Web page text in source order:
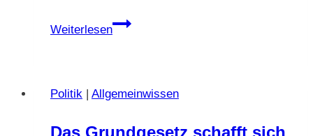
Weiterlesen
Vom
Richterstaat.
Politik | Allgemeinwissen
Das Grundgesetz schafft sich